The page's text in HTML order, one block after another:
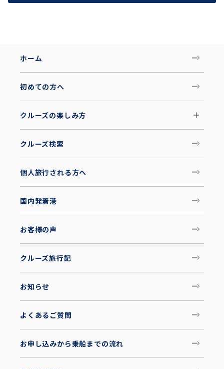
ホーム
初めての方へ
クルーズの楽しみ方
クルーズ検索
個人旅行される方へ
国内発着港
お客様の声
クルーズ旅行記
お知らせ
よくあるご質問
お申し込みから乗船までの流れ